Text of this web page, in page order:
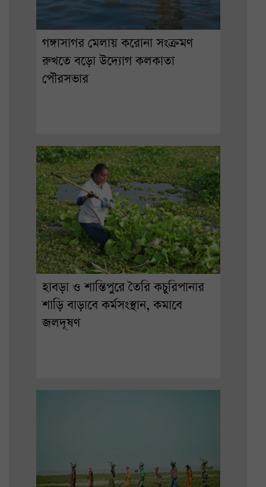
গঙ্গাসাগর মেলায় করোনা সংক্রমণ
রুখতে বড়ো উদ্যোগ কলকাতা
পৌরসভার
হাবড়া ও শান্তিপুরে তৈরি কচুরিপানার
শাড়ি বাড়াবে কর্মসংস্থান, কমাবে
জলদূষণ